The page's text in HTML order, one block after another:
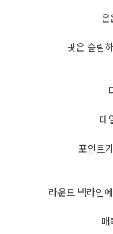
은
핏은 슬림
데
포인트
라운드 넥라인
매